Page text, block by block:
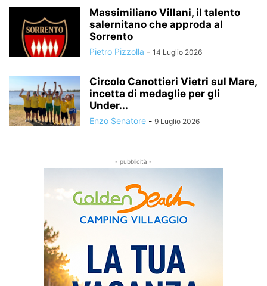
Massimiliano Villani, il talento
salernitano che approda al
Sorrento
Pietro Pizzolla - 14 Luglio 2026
Circolo Canottieri Vietri sul Mare,
incetta di medaglie per gli
Under...
Enzo Senatore - 9 Luglio 2026
- pubblicità -